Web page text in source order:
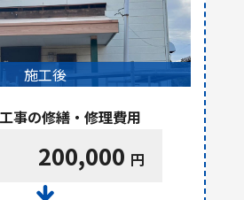
施工後
事の修繕・修理費用
200,000 円